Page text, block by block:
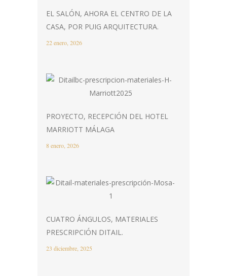
EL SALÓN, AHORA EL CENTRO DE LA
CASA, POR PUIG ARQUITECTURA.
22 enero, 2026
PROYECTO, RECEPCIÓN DEL HOTEL
MARRIOTT MÁLAGA
8 enero, 2026
CUATRO ÁNGULOS, MATERIALES
PRESCRIPCIÓN DITAIL.
23 diciembre, 2025